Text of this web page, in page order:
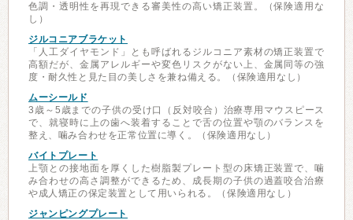
色調・透明性を再現できる審美性の高い矯正装置。（保険適用な
し）
ジルコニアブラケット
「人工ダイヤモンド」とも呼ばれるジルコニア素材の矯正装置で
高額だが、金属アレルギーや変色リスクがない上、金属同等の強
度・耐久性と見た目の美しさを兼ね備える。（保険適用なし）
ムーシールド
3歳～5歳までの子供の受け口（反対咬合）治療専用マウスピース
で、就寝時に上の歯へ装着することで舌の位置や顎のバランスを
整え、噛み合わせを正常位置に導く。（保険適用なし）
バイトプレート
上顎との接地面を厚くした樹脂製プレート型の床矯正装置で、噛
み合わせの高さ調整ができるため、成長期の子供の過蓋咬合治療
や成人矯正の保定装置として用いられる。（保険適用なし）
ジャンピングプレート